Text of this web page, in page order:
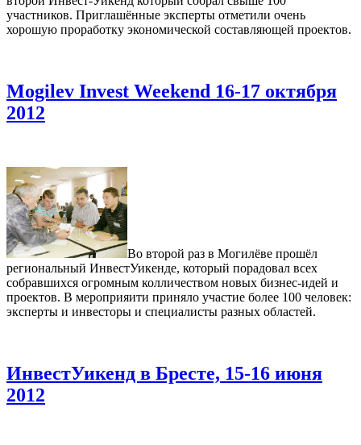
участников. Приглашённые эксперты отметили очень
хорошую проработку экономической составляющей проектов.
Mogilev Invest Weekend 16-17 октября
2012
Во второй раз в Могилёве прошёл
региональный ИнвестУикенде, который порадовал всех
собравшихся огромным колличеством новых бизнес-идей и
проектов. В мероприяити приняло участие более 100 человек:
эксперты и инвесторы и специалисты разных областей.
ИнвестУикенд в Бресте, 15-16 июня
2012